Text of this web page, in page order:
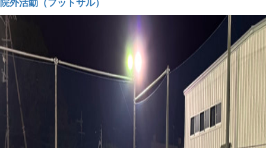
院外活動（フットサル）